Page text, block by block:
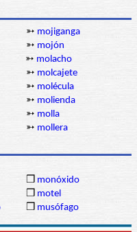
➳ mojiganga
➳ mojón
➳ molacho
➳ molcajete
➳ molécula
➳ molienda
➳ molla
➳ mollera
❒ monóxido
❒ motel
❒ musófago